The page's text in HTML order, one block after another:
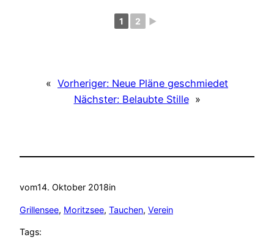
1 2 ►
« Vorheriger: Neue Pläne geschmiedet
Nächster: Belaubte Stille »
vom14. Oktober 2018in
Grillensee, Moritzsee, Tauchen, Verein
Tags: